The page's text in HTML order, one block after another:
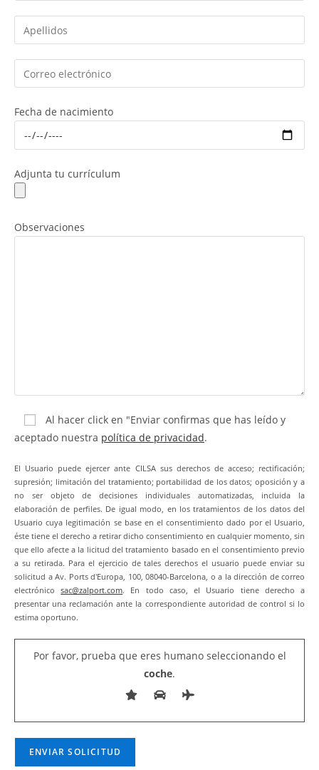
Fecha de nacimiento
Adjunta tu currículum
Observaciones
Al hacer click en "Enviar confirmas que has leído y
aceptado nuestra política de privacidad.
El Usuario puede ejercer ante CILSA sus derechos de acceso; rectificación;
supresión; limitación del tratamiento; portabilidad de los datos; oposición y a
no ser objeto de decisiones individuales automatizadas, incluida la
elaboración de perfiles. De igual modo, en los tratamientos de los datos del
Usuario cuya legitimación se base en el consentimiento dado por el Usuario,
éste tiene el derecho a retirar dicho consentimiento en cualquier momento, sin
que ello afecte a la licitud del tratamiento basado en el consentimiento previo
a su retirada. Para el ejercicio de tales derechos el usuario puede enviar su
solicitud a Av. Ports d'Europa, 100, 08040-Barcelona, o a la dirección de correo
electrónicosac@zalport.com. En todo caso, el Usuario tiene derecho a
presentar una reclamación ante la correspondiente autoridad de control si lo
estima oportuno.
Por favor, prueba que eres humano seleccionando el
coche.